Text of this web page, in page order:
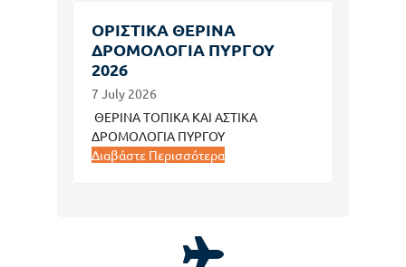
ΟΡΙΣΤΙΚΑ ΘΕΡΙΝΑ
ΔΡΟΜΟΛΟΓΙΑ ΠΥΡΓΟΥ
2026
7 July 2026
ΘΕΡΙΝΑ ΤΟΠΙΚΑ ΚΑΙ ΑΣΤΙΚΑ
ΔΡΟΜΟΛΟΓΙΑ ΠΥΡΓΟΥ
Διαβάστε Περισσότερα